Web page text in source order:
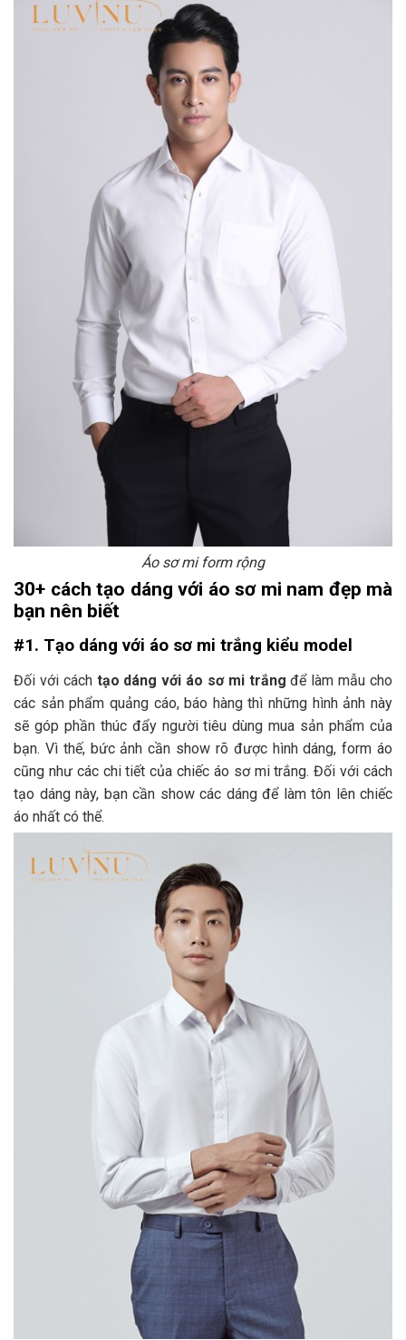
Áo sơ mi form rộng
30+ cách tạo dáng với áo sơ mi nam đẹp mà
bạn nên biết
#1. Tạo dáng với áo sơ mi trắng kiểu model
Đối với cáchtạo dáng với áo sơ mi trắngđể làm mẫu cho
các sản phẩm quảng cáo, báo hàng thì những hình ảnh này
sẽ góp phần thúc đẩy người tiêu dùng mua sản phẩm của
bạn. Vì thế, bức ảnh cần show rõ được hình dáng, form áo
cũng như các chi tiết của chiếc áo sơ mi trắng. Đối với cách
tạo dáng này, bạn cần show các dáng để làm tôn lên chiếc
áo nhất có thể.